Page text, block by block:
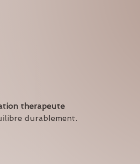
therapeute
durablement.